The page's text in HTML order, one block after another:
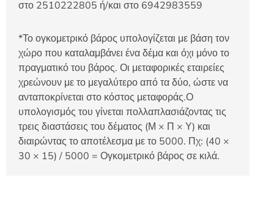
στο 2510222805 ή/και στο 6942983559
*Το ογκομετρικό βάρος υπολογίζεται με βάση τον
χώρο που καταλαμβάνει ένα δέμα και όχι μόνο το
πραγματικό του βάρος. Οι μεταφορικές εταιρείες
χρεώνουν με το μεγαλύτερο από τα δύο, ώστε να
ανταποκρίνεται στο κόστος μεταφοράς.Ο
υπολογισμός του γίνεται πολλαπλασιάζοντας τις
τρεις διαστάσεις του δέματος (Μ × Π × Υ) και
διαιρώντας το αποτέλεσμα με το 5000. Πχ: (40 ×
30 × 15) / 5000 = Ογκομετρικό βάρος σε κιλά.